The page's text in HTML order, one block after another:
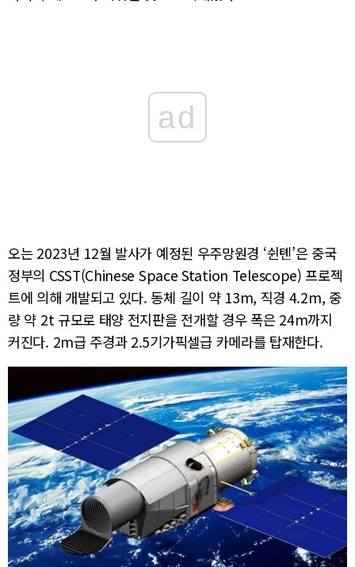
ad
오는 2023년 12월 발사가 예정된 우주망원경 ‘쉰톈’은 중국
정부의 CSST(Chinese Space Station Telescope) 프로젝
트에 의해 개발되고 있다. 동체 길이 약 13m, 직경 4.2m, 중
량 약 2t 규모로 태양 전지판을 전개할 경우 폭은 24m까지
커진다. 2m급 주경과 2.5기가픽셀급 카메라를 탑재한다.